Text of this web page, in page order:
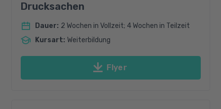
Drucksachen
Dauer: 2 Wochen in Vollzeit; 4 Wochen in Teilzeit
Kursart: Weiterbildung
Flyer